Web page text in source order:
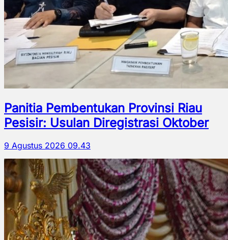
Panitia Pembentukan Provinsi Riau
Pesisir: Usulan Diregistrasi Oktober
9 Agustus 2026 09.43